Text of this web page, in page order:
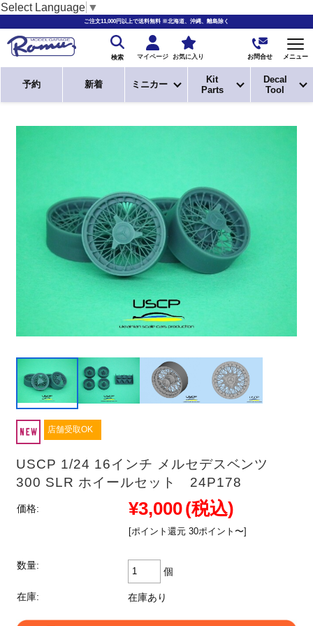
Select Language ▼
ご注文11,000円以上で送料無料 ※北海道、沖縄、離島除く
検索 マイページ お気に入り お問合せ メニュー
予約 新着 ミニカー
Kit
Parts
Decal
Tool
店舗受取OK
USCP 1/24 16インチ メルセデスベンツ
300 SLR ホイールセット 24P178
価格: ¥3,000(税込)
[ポイント還元 30ポイント〜]
数量:
個
在庫: 在庫あり